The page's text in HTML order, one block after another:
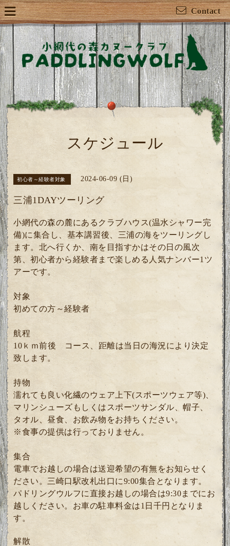
Contact
スケジュール
初心者～経験者対象 2024-06-09 (日)
三浦1DAYツーリング
小網代の森の麓にあるクラブハウス(温水シャワー完
備)に集合し、基本講習後、三浦の海をツーリングし
ます。北へ行くか、南を目指すかはその日の風次
第、初心者から経験者まで楽しめる人気ナンバー1ツ
アーです。
対象
初めての方～経験者
航程
10ｋｍ前後 コース、距離は当日の海況により決定
致します。
持物
濡れても良い化繊のウェア上下(スポーツウェア等)、
マリンシューズもしくはスポーツサンダル、帽子、
タオル、昼食、お飲み物をお持ちください。
※食事の提供は行っておりません。
集合
電車でお越しの場合は送迎希望の有無をお知らせく
ださい。三崎口駅改札出口に9:00集合となります。
パドリングウルフに直接お越しの場合は9:30までにお
越しください。お車の駐車料金は1日千円となりま
す。
解散